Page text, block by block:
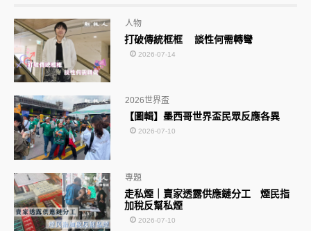
打破傳統框框 談性何需轉彎
人物
2026-07-14
【圖輯】墨西哥世界盃民眾反應各異
2026世界盃
2026-07-10
走私煙｜賣家透露供應鏈分工 煙民指
加稅反幫私煙
專題
2026-07-10